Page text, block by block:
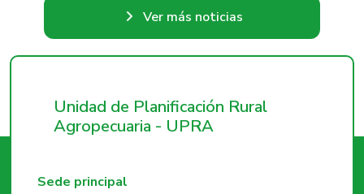
Ver más noticias
Unidad de Planificación Rural
Agropecuaria - UPRA
Sede principal